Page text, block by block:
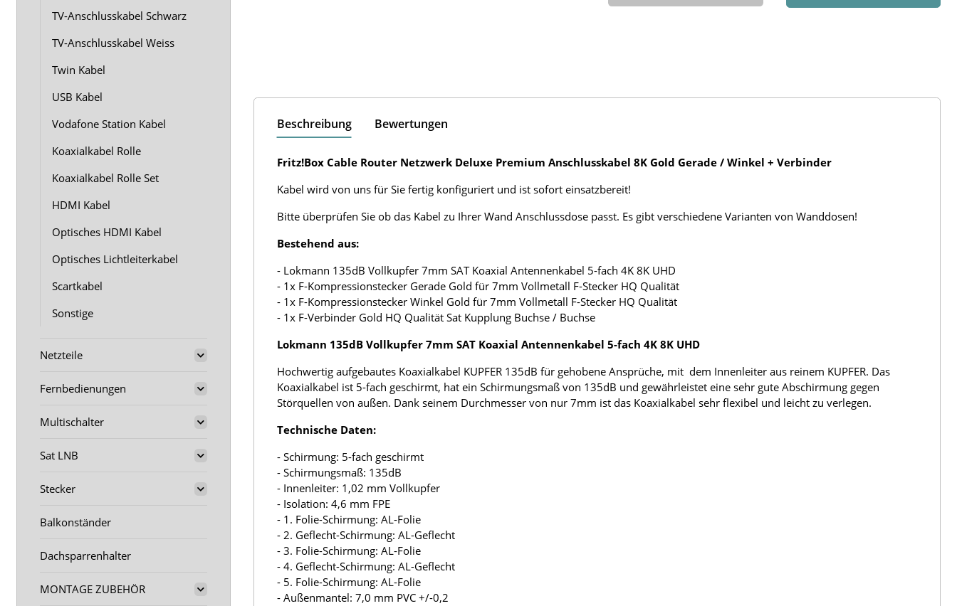
Beschreibung Bewertungen
Fritz!Box Cable Router Netzwerk Deluxe Premium Anschlusskabel 8K Gold Gerade / Winkel + Verbinder
Kabel wird von uns für Sie fertig konfiguriert und ist sofort einsatzbereit!
Bitte überprüfen Sie ob das Kabel zu Ihrer Wand Anschlussdose passt. Es gibt verschiedene Varianten von Wanddosen!
Bestehend aus:
- Lokmann 135dB Vollkupfer 7mm SAT Koaxial Antennenkabel 5-fach 4K 8K UHD
- 1x F-Kompressionstecker Gerade Gold für 7mm Vollmetall F-Stecker HQ Qualität
- 1x F-Kompressionstecker Winkel Gold für 7mm Vollmetall F-Stecker HQ Qualität
- 1x F-Verbinder Gold HQ Qualität Sat Kupplung Buchse / Buchse
Lokmann 135dB Vollkupfer 7mm SAT Koaxial Antennenkabel 5-fach 4K 8K UHD
Hochwertig aufgebautes Koaxialkabel KUPFER 135dB für gehobene Ansprüche, mit dem Innenleiter aus reinem KUPFER. Das
Koaxialkabel ist 5-fach geschirmt, hat ein Schirmungsmaß von 135dB und gewährleistet eine sehr gute Abschirmung gegen
Störquellen von außen. Dank seinem Durchmesser von nur 7mm ist das Koaxialkabel sehr flexibel und leicht zu verlegen.
Technische Daten:
- Schirmung: 5-fach geschirmt
- Schirmungsmaß: 135dB
- Innenleiter: 1,02 mm Vollkupfer
- Isolation: 4,6 mm FPE
- 1. Folie-Schirmung: AL-Folie
- 2. Geflecht-Schirmung: AL-Geflecht
- 3. Folie-Schirmung: AL-Folie
- 4. Geflecht-Schirmung: AL-Geflecht
- 5. Folie-Schirmung: AL-Folie
- Außenmantel: 7,0 mm PVC +/-0,2
TV-Anschlusskabel Schwarz
TV-Anschlusskabel Weiss
Twin Kabel
USB Kabel
Vodafone Station Kabel
Koaxialkabel Rolle
Koaxialkabel Rolle Set
HDMI Kabel
Optisches HDMI Kabel
Optisches Lichtleiterkabel
Scartkabel
Sonstige
Netzteile
Fernbedienungen
Multischalter
Sat LNB
Stecker
Balkonständer
Dachsparrenhalter
MONTAGE ZUBEHÖR